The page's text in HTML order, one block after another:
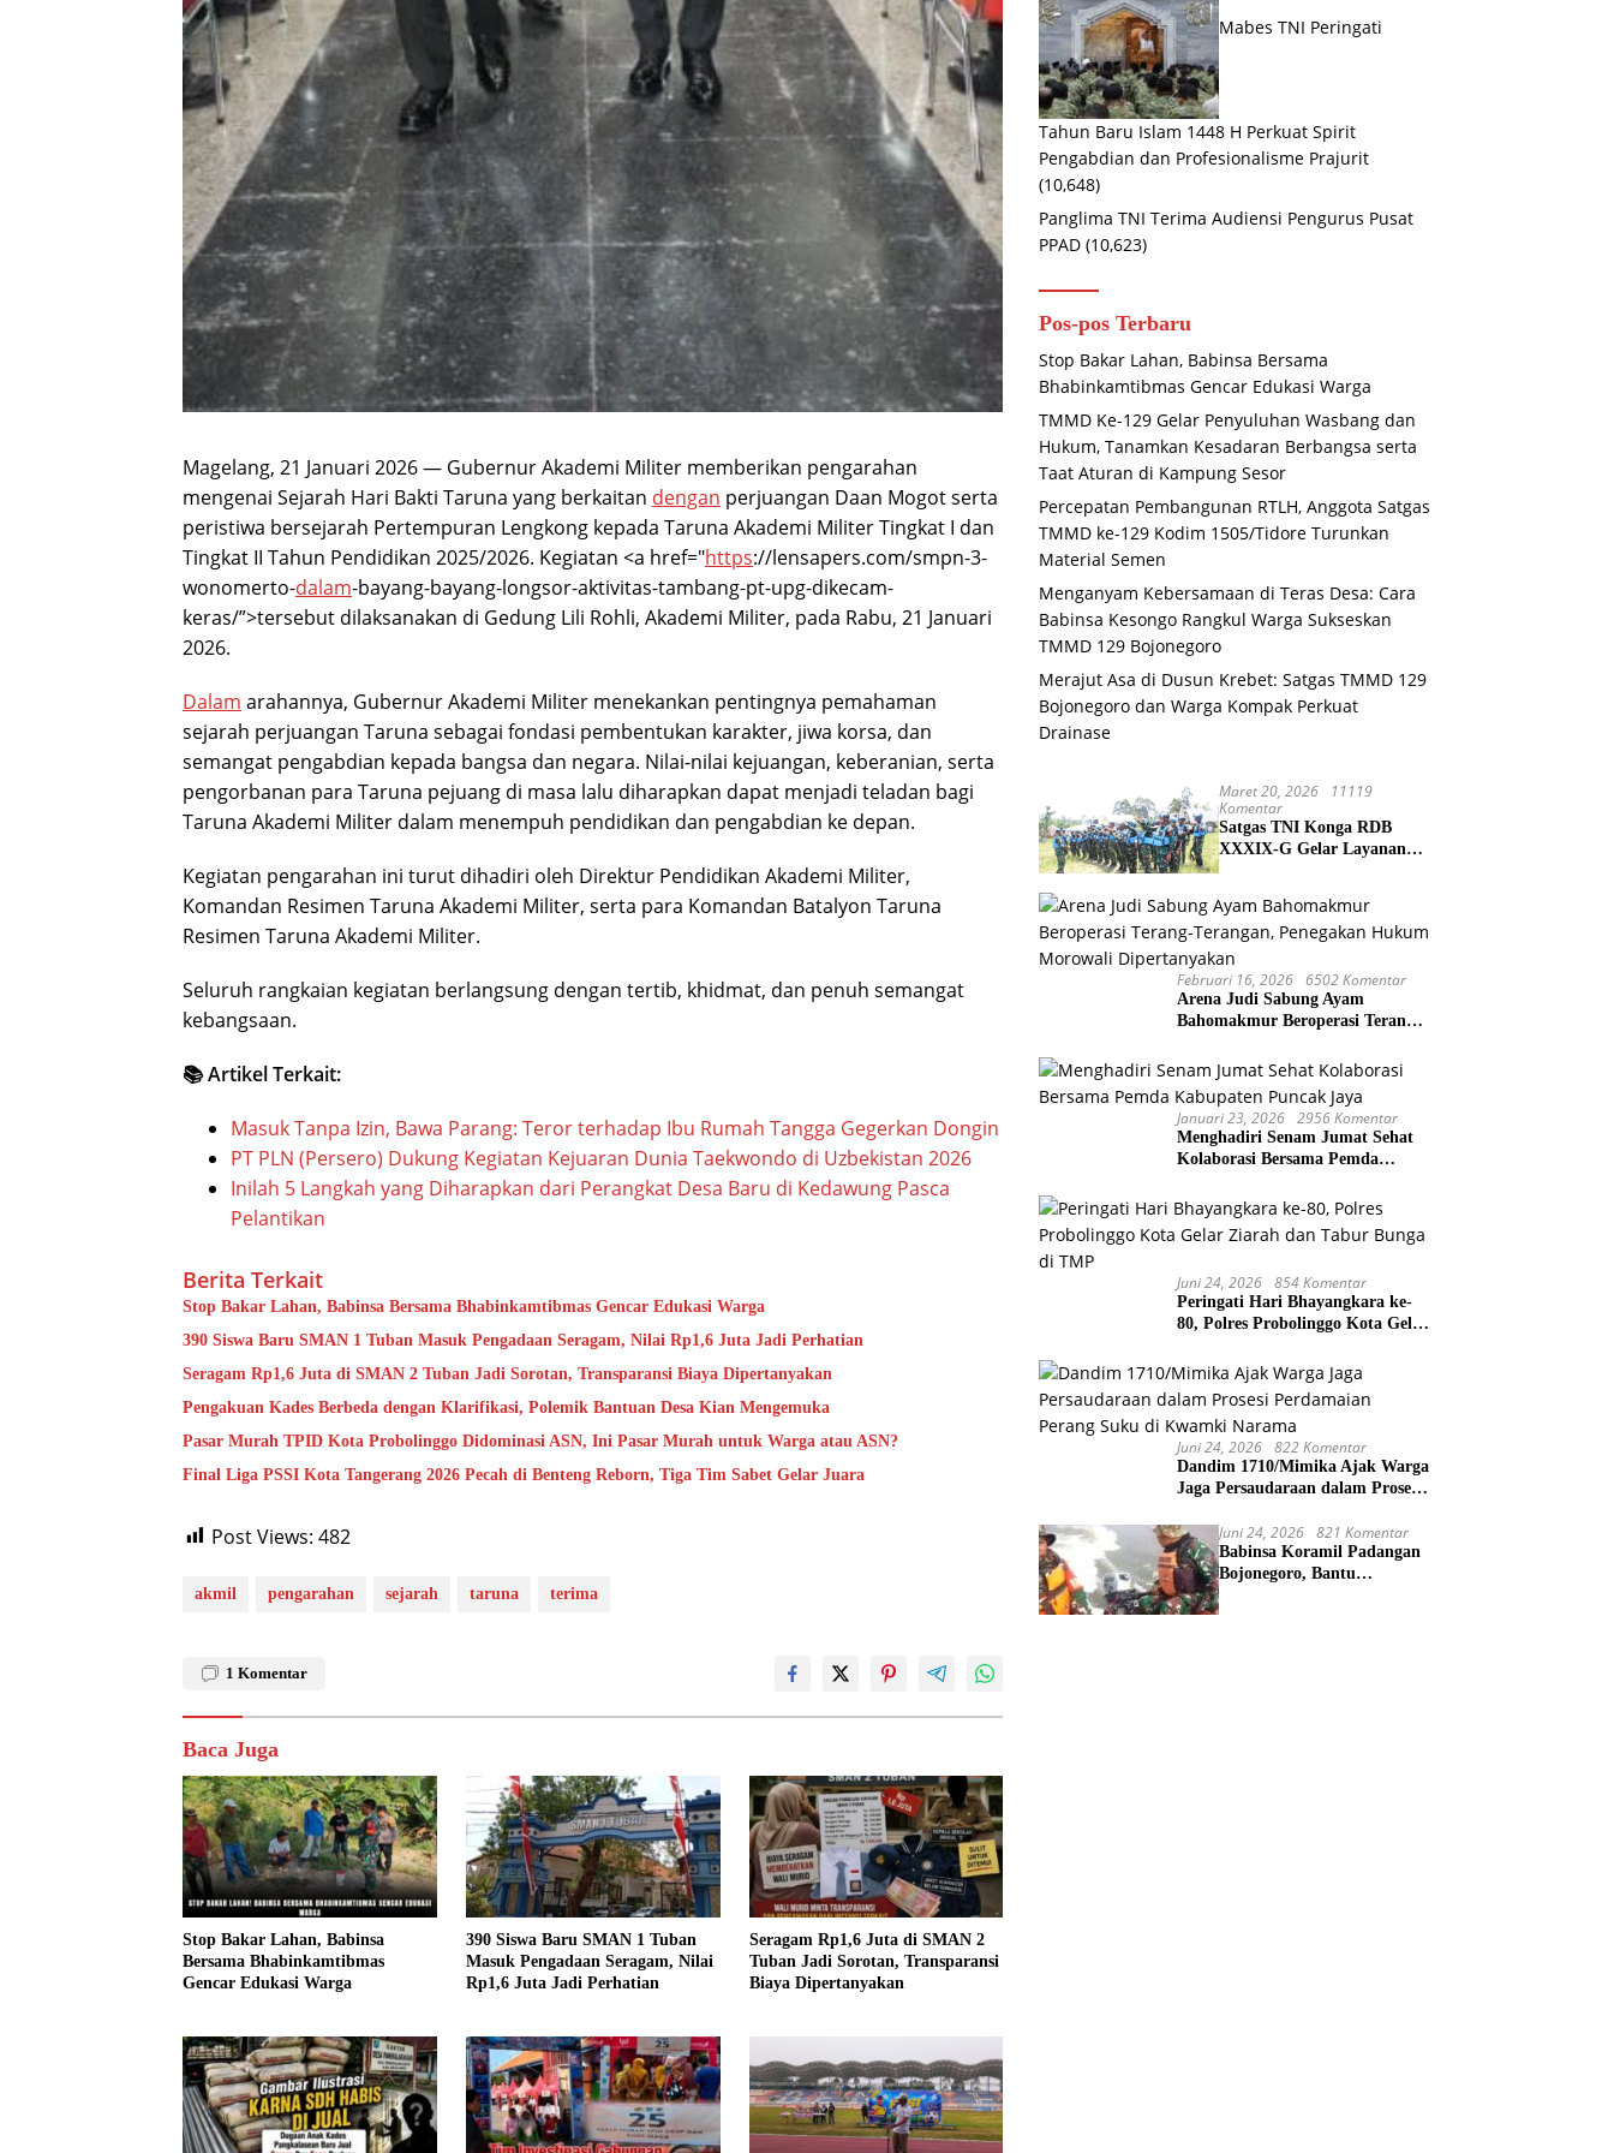
Magelang, 21 Januari 2026 — Gubernur Akademi Militer memberikan pengarahan
mengenai Sejarah Hari Bakti Taruna yang berkaitan dengan perjuangan Daan Mogot serta
peristiwa bersejarah Pertempuran Lengkong kepada Taruna Akademi Militer Tingkat I dan
Tingkat II Tahun Pendidikan 2025/2026. Kegiatan <a href="https://lensapers.com/smpn-3-
wonomerto-dalam-bayang-bayang-longsor-aktivitas-tambang-pt-upg-dikecam-
keras/”>tersebut dilaksanakan di Gedung Lili Rohli, Akademi Militer, pada Rabu, 21 Januari
2026.
Dalam arahannya, Gubernur Akademi Militer menekankan pentingnya pemahaman
sejarah perjuangan Taruna sebagai fondasi pembentukan karakter, jiwa korsa, dan
semangat pengabdian kepada bangsa dan negara. Nilai-nilai kejuangan, keberanian, serta
pengorbanan para Taruna pejuang di masa lalu diharapkan dapat menjadi teladan bagi
Taruna Akademi Militer dalam menempuh pendidikan dan pengabdian ke depan.
Kegiatan pengarahan ini turut dihadiri oleh Direktur Pendidikan Akademi Militer,
Komandan Resimen Taruna Akademi Militer, serta para Komandan Batalyon Taruna
Resimen Taruna Akademi Militer.
Seluruh rangkaian kegiatan berlangsung dengan tertib, khidmat, dan penuh semangat
kebangsaan.
📚 Artikel Terkait:
Masuk Tanpa Izin, Bawa Parang: Teror terhadap Ibu Rumah Tangga Gegerkan Dongin
PT PLN (Persero) Dukung Kegiatan Kejuaran Dunia Taekwondo di Uzbekistan 2026
Inilah 5 Langkah yang Diharapkan dari Perangkat Desa Baru di Kedawung Pasca
Pelantikan
Berita Terkait
Stop Bakar Lahan, Babinsa Bersama Bhabinkamtibmas Gencar Edukasi Warga
390 Siswa Baru SMAN 1 Tuban Masuk Pengadaan Seragam, Nilai Rp1,6 Juta Jadi Perhatian
Seragam Rp1,6 Juta di SMAN 2 Tuban Jadi Sorotan, Transparansi Biaya Dipertanyakan
Pengakuan Kades Berbeda dengan Klarifikasi, Polemik Bantuan Desa Kian Mengemuka
Pasar Murah TPID Kota Probolinggo Didominasi ASN, Ini Pasar Murah untuk Warga atau ASN?
Final Liga PSSI Kota Tangerang 2026 Pecah di Benteng Reborn, Tiga Tim Sabet Gelar Juara
Post Views: 482
akmil pengarahan sejarah taruna terima
1 Komentar
Baca Juga
Stop Bakar Lahan, Babinsa
Bersama Bhabinkamtibmas
Gencar Edukasi Warga
390 Siswa Baru SMAN 1 Tuban
Masuk Pengadaan Seragam, Nilai
Rp1,6 Juta Jadi Perhatian
Seragam Rp1,6 Juta di SMAN 2
Tuban Jadi Sorotan, Transparansi
Biaya Dipertanyakan
Mabes TNI Peringati
Tahun Baru Islam 1448 H Perkuat Spirit
Pengabdian dan Profesionalisme Prajurit
(10,648)
Panglima TNI Terima Audiensi Pengurus Pusat
PPAD (10,623)
Pos-pos Terbaru
Stop Bakar Lahan, Babinsa Bersama
Bhabinkamtibmas Gencar Edukasi Warga
TMMD Ke-129 Gelar Penyuluhan Wasbang dan
Hukum, Tanamkan Kesadaran Berbangsa serta
Taat Aturan di Kampung Sesor
Percepatan Pembangunan RTLH, Anggota Satgas
TMMD ke-129 Kodim 1505/Tidore Turunkan
Material Semen
Menganyam Kebersamaan di Teras Desa: Cara
Babinsa Kesongo Rangkul Warga Sukseskan
TMMD 129 Bojonegoro
Merajut Asa di Dusun Krebet: Satgas TMMD 129
Bojonegoro dan Warga Kompak Perkuat
Drainase
Maret 20, 2026
11119
Komentar
Satgas TNI Konga RDB
XXXIX-G Gelar Layanan
Februari 16, 2026 6502 Komentar
Arena Judi Sabung Ayam
Bahomakmur Beroperasi Terang-
Morowali Dipertanyakan
Januari 23, 2026 2956 Komentar
Menghadiri Senam Jumat Sehat
Kolaborasi Bersama Pemda
Juni 24, 2026 854 Komentar
Peringati Hari Bhayangkara ke-
80, Polres Probolinggo Kota Gelar
Juni 24, 2026 822 Komentar
Dandim 1710/Mimika Ajak Warga
Jaga Persaudaraan dalam Prosesi
Kwamki Narama
Juni 24, 2026 821 Komentar
Babinsa Koramil Padangan
Bojonegoro, Bantu